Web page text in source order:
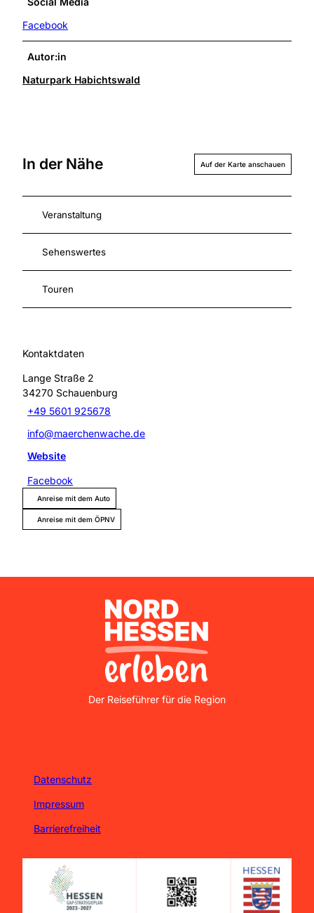
Facebook
Autor:in
Naturpark Habichtswald
In der Nähe Auf der Karte anschauen
Veranstaltung
Sehenswertes
Touren
Kontaktdaten
Lange Straße 2
34270 Schauenburg
+49 5601 925678
info@maerchenwache.de
Website
Facebook
Anreise mit dem Auto
Anreise mit dem ÖPNV
Nordhessen Erleben
Der Reiseführer für die Region
Datenschutz
Impressum
Barrierefreiheit